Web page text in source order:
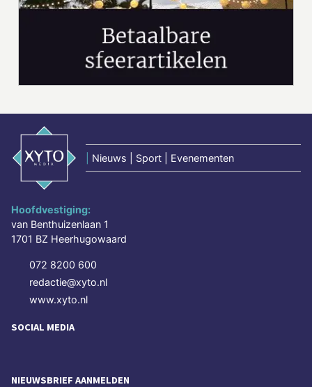
Nieuws | Sport | Evenementen
Hoofdvestiging:
van Benthuizenlaan 1
1701 BZ Heerhugowaard
072 8200 600
redactie@xyto.nl
www.xyto.nl
SOCIAL MEDIA
NIEUWSBRIEF AANMELDEN